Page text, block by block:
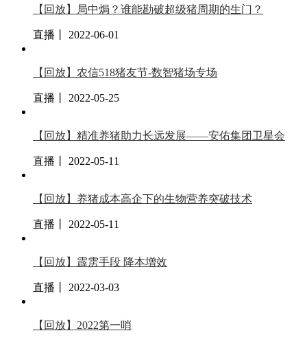
【回放】局中焗？谁能勘破超级猪周期的生门？
直播丨 2022-06-01
【回放】农信518猪友节-数智猪场专场
直播丨 2022-05-25
【回放】精准养猪助力长远发展——安佑集团卫星会
直播丨 2022-05-11
【回放】养猪成本高企下的生物营养突破技术
直播丨 2022-05-11
【回放】霹雳手段 降本增效
直播丨 2022-03-03
【回放】2022第一哨